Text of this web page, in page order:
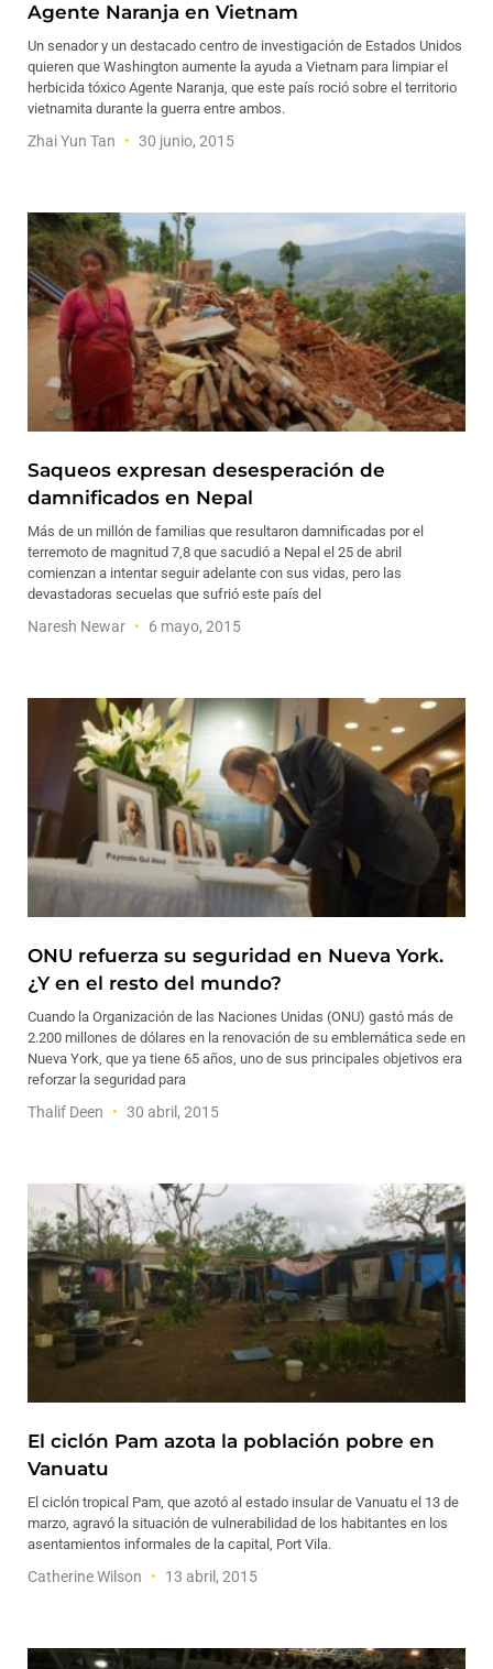
Agente Naranja en Vietnam
Un senador y un destacado centro de investigación de Estados Unidos
quieren que Washington aumente la ayuda a Vietnam para limpiar el
herbicida tóxico Agente Naranja, que este país roció sobre el territorio
vietnamita durante la guerra entre ambos.
Zhai Yun Tan 30 junio, 2015
Saqueos expresan desesperación de
damnificados en Nepal
Más de un millón de familias que resultaron damnificadas por el
terremoto de magnitud 7,8 que sacudió a Nepal el 25 de abril
comienzan a intentar seguir adelante con sus vidas, pero las
devastadoras secuelas que sufrió este país del
Naresh Newar 6 mayo, 2015
ONU refuerza su seguridad en Nueva York.
¿Y en el resto del mundo?
Cuando la Organización de las Naciones Unidas (ONU) gastó más de
2.200 millones de dólares en la renovación de su emblemática sede en
Nueva York, que ya tiene 65 años, uno de sus principales objetivos era
reforzar la seguridad para
Thalif Deen 30 abril, 2015
El ciclón Pam azota la población pobre en
Vanuatu
El ciclón tropical Pam, que azotó al estado insular de Vanuatu el 13 de
marzo, agravó la situación de vulnerabilidad de los habitantes en los
asentamientos informales de la capital, Port Vila.
Catherine Wilson 13 abril, 2015